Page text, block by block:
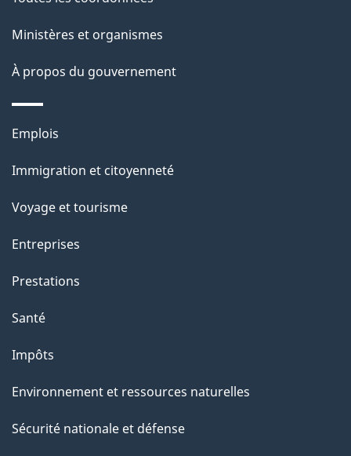
p
a
g
e
Ministères et organismes
À propos du gouvernement
Thèmes
sujets
Emplois
Immigration et citoyenneté
Voyage et tourisme
Entreprises
Prestations
Santé
Impôts
Environnement et ressources naturelles
Sécurité nationale et défense